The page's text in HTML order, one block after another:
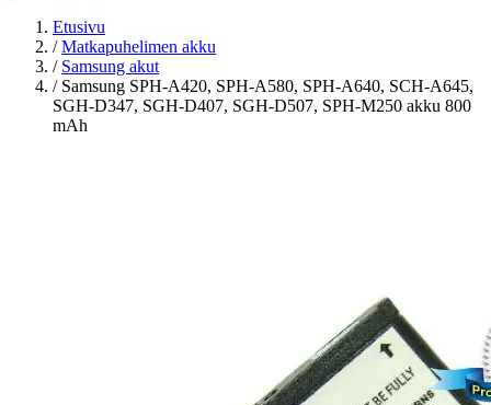
Etusivu
/ Matkapuhelimen akku
/ Samsung akut
/ Samsung SPH-A420, SPH-A580, SPH-A640, SCH-A645,
SGH-D347, SGH-D407, SGH-D507, SPH-M250 akku 800
mAh